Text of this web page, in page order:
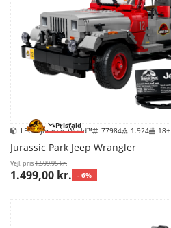
Prisfald
LEGO Jurassic World™ 77984 1.924 18+
Jurassic Park Jeep Wrangler
Vejl. pris1.599,95 kr.
1.499,00 kr. - 6%